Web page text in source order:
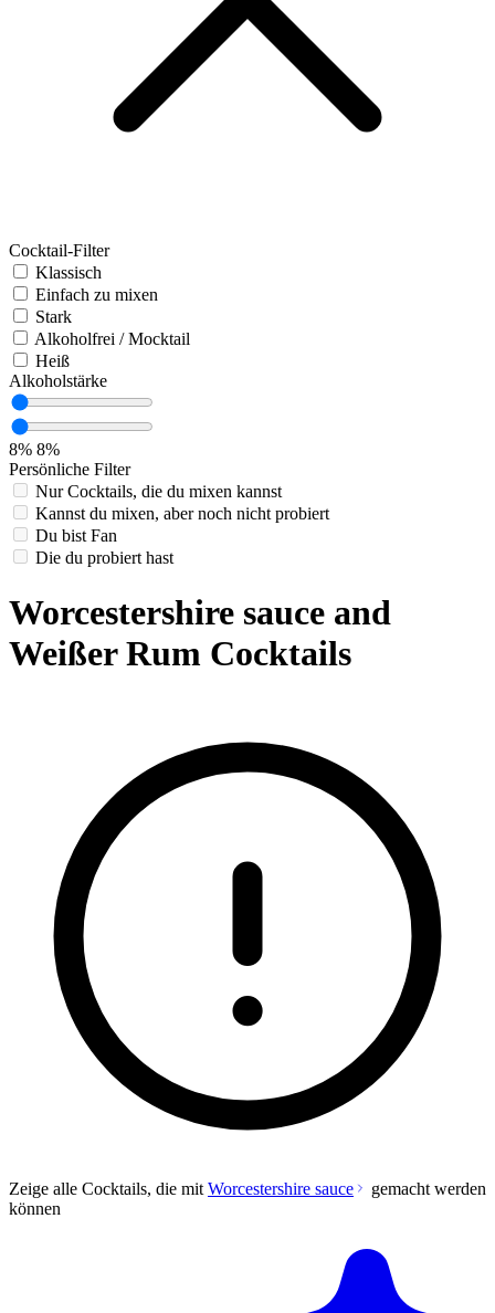
Cocktail-Filter
Klassisch
Einfach zu mixen
Stark
Alkoholfrei / Mocktail
Heiß
Alkoholstärke
8% 8%
Persönliche Filter
Nur Cocktails, die du mixen kannst
Kannst du mixen, aber noch nicht probiert
Du bist Fan
Die du probiert hast
Worcestershire sauce and
Weißer Rum Cocktails
Zeige alle Cocktails, die mit Worcestershire sauce
gemacht werden
können